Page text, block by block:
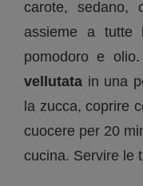
carote, sedano,
assieme a tutte
pomodoro e
vellutata in una
la zucca, coprire
cuocere per 20
cucina. Servire le